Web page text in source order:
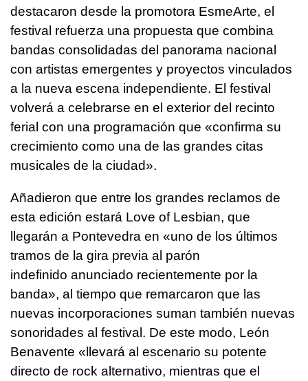
destacaron desde la promotora EsmeArte, el
festival refuerza una propuesta que combina
bandas consolidadas del panorama nacional
con artistas emergentes y proyectos vinculados
a la nueva escena independiente. El festival
volverá a celebrarse en el exterior del recinto
ferial con una programación que «confirma su
crecimiento como una de las grandes citas
musicales de la ciudad».
Añadieron que entre los grandes reclamos de
esta edición estará Love of Lesbian, que
llegarán a Pontevedra en «uno de los últimos
tramos de la gira previa al parón
indefinido anunciado recientemente por la
banda», al tiempo que remarcaron que las
nuevas incorporaciones suman también nuevas
sonoridades al festival. De este modo, León
Benavente «llevará al escenario su potente
directo de rock alternativo, mientras que el